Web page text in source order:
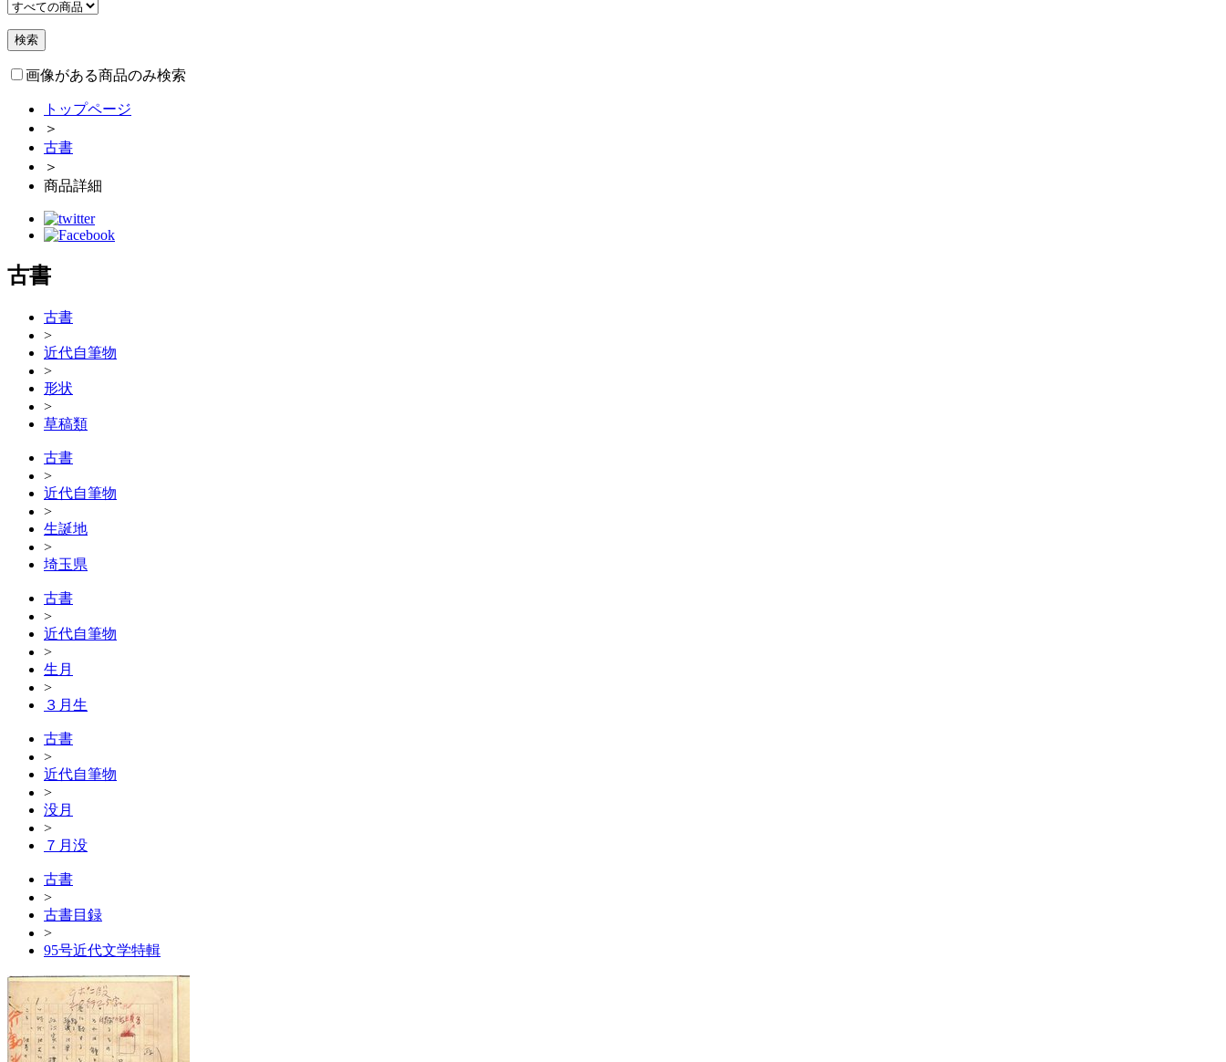
画像がある商品のみ検索
トップページ
＞
古書
＞
商品詳細
古書
古書
>
近代自筆物
>
形状
>
草稿類
古書
>
近代自筆物
>
生誕地
>
埼玉県
古書
>
近代自筆物
>
生月
>
３月生
古書
>
近代自筆物
>
没月
>
７月没
古書
>
古書目録
>
95号近代文学特輯